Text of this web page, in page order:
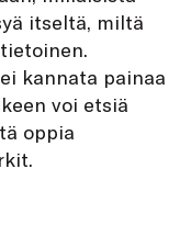
itseltä, miltä
kannata painaa
voi etsiä
oppia